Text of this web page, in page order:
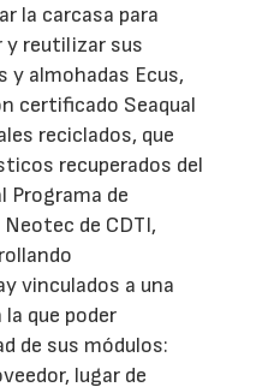
la carcasa para
y reutilizar sus
y almohadas Ecus,
certificado Seaqual
reciclados, que
recuperados del
Programa de
de CDTI,
vinculados a una
que poder
de sus módulos:
lugar de